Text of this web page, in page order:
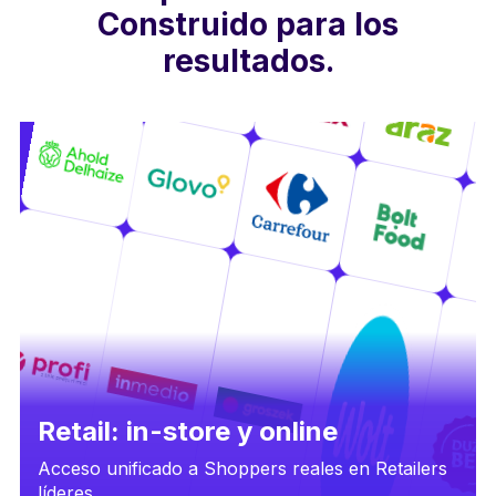
Construido para los
resultados.
Retail: in-store y online
Acceso unificado a Shoppers reales en Retailers